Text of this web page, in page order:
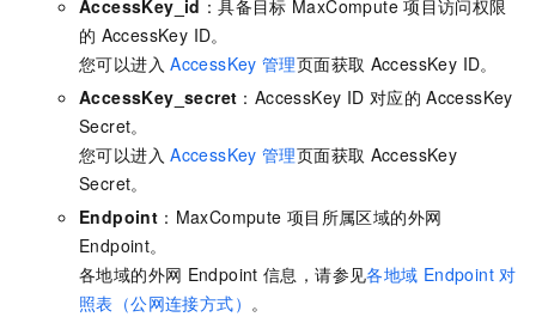
AccessKey_id ：具备目标 MaxCompute 项目访问权限
的 AccessKey ID。
您可以进入 AccessKey 管理页面获取 AccessKey ID。
AccessKey_secret ：AccessKey ID 对应的 AccessKey
Secret。
您可以进入 AccessKey 管理页面获取 AccessKey
Secret。
Endpoint ：MaxCompute 项目所属区域的外网
Endpoint。
各地域的外网 Endpoint 信息，请参见各地域 Endpoint 对
照表（公网连接方式） 。